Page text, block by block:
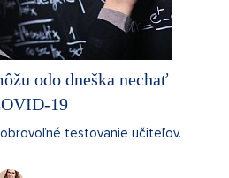
odo dneška nechať
19
testovanie učiteľov.